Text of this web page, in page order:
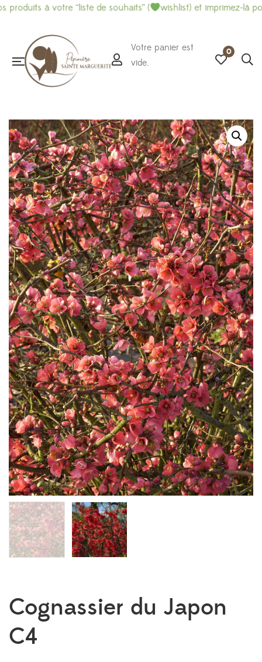
à votre “liste de souhaits” ( wishlist) et imprimez-là pour
Votre panier est
vide.
0
Cognassier du Japon
C4